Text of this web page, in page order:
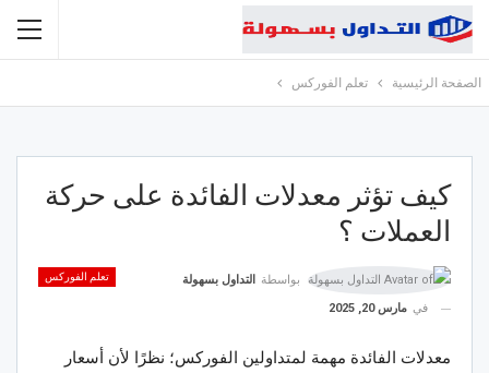
الصفحة الرئيسية تعلم الفوركس
كيف تؤثر معدلات الفائدة على حركة
العملات ؟
تعلم الفوركس بواسطة
التداول بسهولة
في مارس 20, 2025
معدلات الفائدة مهمة لمتداولين الفوركس؛ نظرًا لأن أسعار